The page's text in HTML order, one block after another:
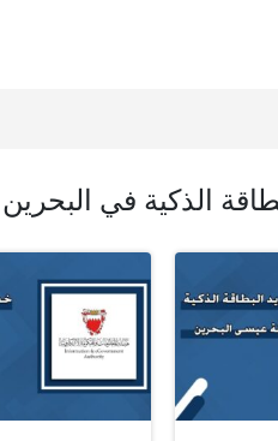
الذكية في البحرين